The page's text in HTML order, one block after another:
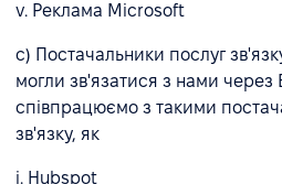
v. Реклама Microsoft
c) Постачальники послуг
могли зв'язатися з нами через
співпрацюємо з такими
зв'язку, як
i. Hubspot